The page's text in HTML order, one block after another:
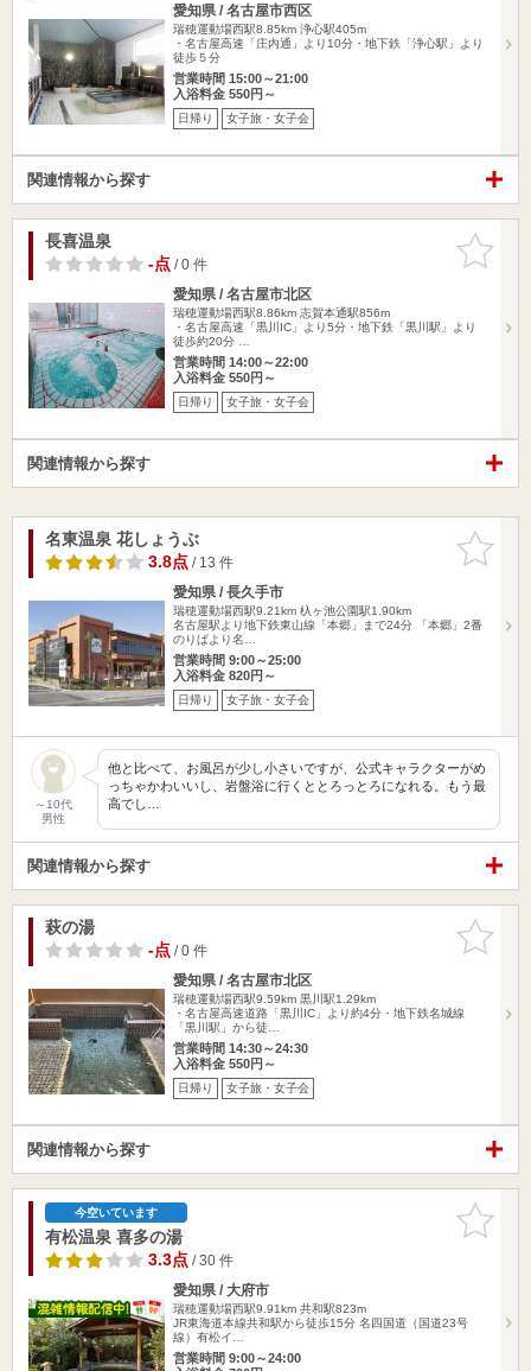
愛知県 / 名古屋市西区
瑞穂運動場西駅8.85km 浄心駅405m
・名古屋高速「庄内通」より10分・地下鉄「浄心駅」より
徒歩５分
営業時間 15:00～21:00
入浴料金 550円～
日帰り 女子旅・女子会
関連情報から探す
お気に入
りに追加
長喜温泉
-点/ 0 件
愛知県 / 名古屋市北区
瑞穂運動場西駅8.86km 志賀本通駅856m
・名古屋高速「黒川IC」より5分・地下鉄「黒川駅」より
徒歩約20分 …
営業時間 14:00～22:00
入浴料金 550円～
日帰り 女子旅・女子会
関連情報から探す
お気に入
りに追加
名東温泉 花しょうぶ
3.8点/ 13 件
愛知県 / 長久手市
瑞穂運動場西駅9.21km 杁ヶ池公園駅1.90km
名古屋駅より地下鉄東山線「本郷」まで24分 「本郷」2番
のりばより名…
営業時間 9:00～25:00
入浴料金 820円～
日帰り 女子旅・女子会
～10代
男性
他と比べて、お風呂が少し小さいですが、公式キャラクターがめ
っちゃかわいいし、岩盤浴に行くととろっとろになれる。もう最
高でし…
関連情報から探す
お気に入
りに追加
萩の湯
-点/ 0 件
愛知県 / 名古屋市北区
瑞穂運動場西駅9.59km 黒川駅1.29km
・名古屋高速道路「黒川IC」より約4分・地下鉄名城線
「黒川駅」から徒…
営業時間 14:30～24:30
入浴料金 550円～
日帰り 女子旅・女子会
関連情報から探す
お気に入
りに追加
今空いています
有松温泉 喜多の湯
3.3点/ 30 件
愛知県 / 大府市
瑞穂運動場西駅9.91km 共和駅823m
JR東海道本線共和駅から徒歩15分 名四国道（国道23号
線）有松イ…
営業時間 9:00～24:00